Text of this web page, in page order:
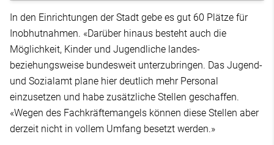
In den Einrichtungen der Stadt gebe es gut 60 Plätze für
Inobhutnahmen. «Darüber hinaus besteht auch die
Möglichkeit, Kinder und Jugendliche landes-
beziehungsweise bundesweit unterzubringen. Das Jugend-
und Sozialamt plane hier deutlich mehr Personal
einzusetzen und habe zusätzliche Stellen geschaffen.
«Wegen des Fachkräftemangels können diese Stellen aber
derzeit nicht in vollem Umfang besetzt werden.»